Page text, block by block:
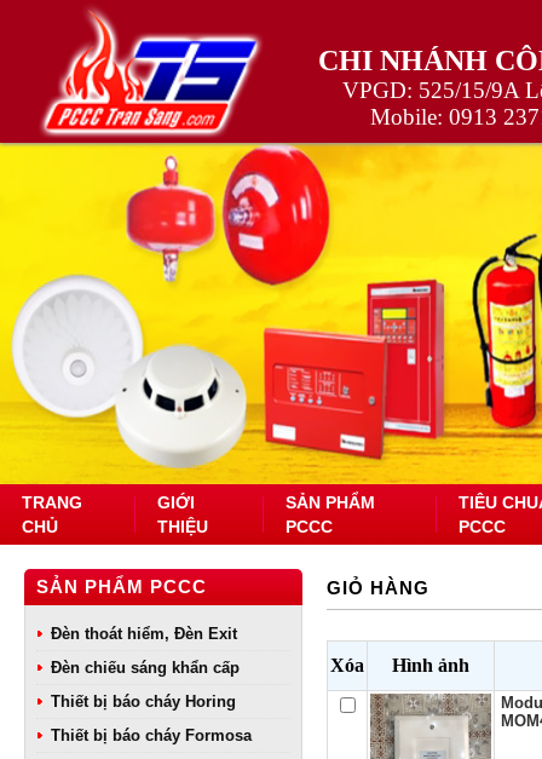
CHI NHÁNH
VPGD: 525/15/9A
Mobile: 0913
TRANG
CHỦ
GIỚI
THIỆU
SẢN PHẨM
PCCC
TIÊU
PCCC
SẢN PHẨM PCCC
Đèn thoát hiểm, Đèn Exit
Đèn chiếu sáng khẩn cấp
Thiết bị báo cháy Horing
Thiết bị báo cháy Formosa
GIỎ HÀNG
Xóa Hình ảnh